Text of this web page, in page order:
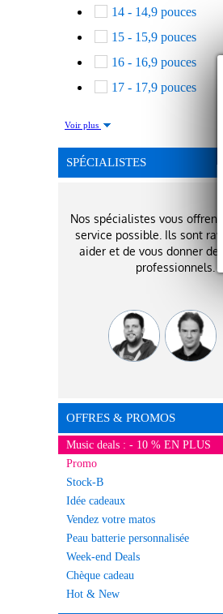
14 - 14,9 pouces
15 - 15,9 pouces
16 - 16,9 pouces
17 - 17,9 pouces
Voir plus
SPÉCIALISTES
Nos spécialistes vous offrent
service possible. Ils sont
aider et de vous donner des
professionnels.
OFFRES & PROMOS
Music deals : - 10 % EN PLUS
Promo
Stock-B
Idée cadeaux
Vendez votre matos
Peau batterie personnalisée
Week-end Deals
Chèque cadeau
Hot & New